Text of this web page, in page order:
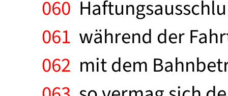
060
061 während der
062 mit dem